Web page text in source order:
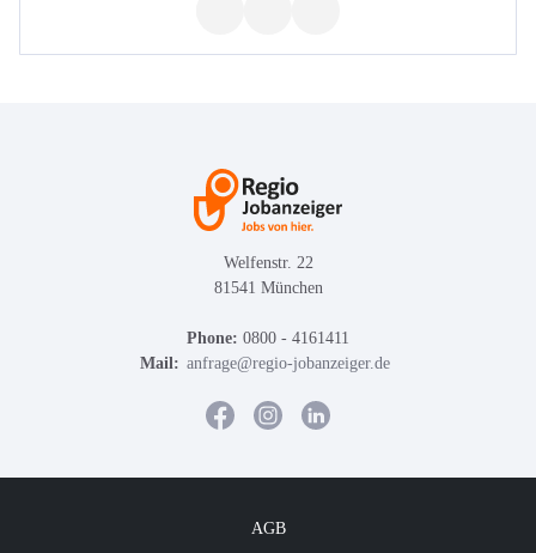
Welfenstr. 22
81541 München
Phone: 0800 - 4161411
Mail: anfrage@regio-jobanzeiger.de
AGB